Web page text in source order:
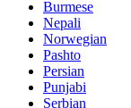
Burmese
Nepali
Norwegian
Pashto
Persian
Punjabi
Serbian